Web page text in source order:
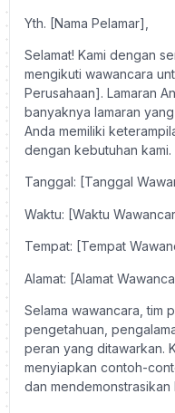
Yth. [Nama Pelamar],
Selamat! Kami dengan
mengikuti wawancara
Perusahaan]. Lamaran
banyaknya lamaran
Anda memiliki
dengan kebutuhan kami.
Tanggal: [Tanggal
Waktu: [Waktu
Tempat: [Tempat
Alamat: [Alamat
Selama wawancara, tim
pengetahuan,
peran yang ditawarkan.
menyiapkan contoh-
dan mendemonstrasikan